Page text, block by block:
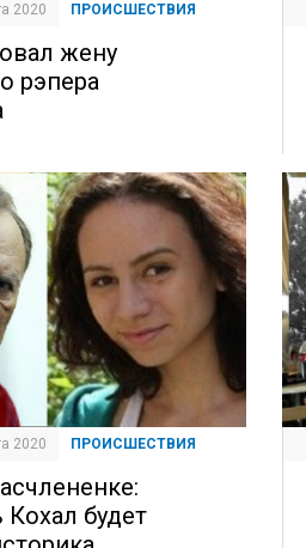
2020 ПРОИСШЕСТВИЯ
жену
рэпера
2020 ПРОИСШЕСТВИЯ
будет